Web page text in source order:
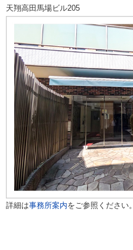
天翔高田馬場ビル205
詳細は事務所案内をご参照ください。